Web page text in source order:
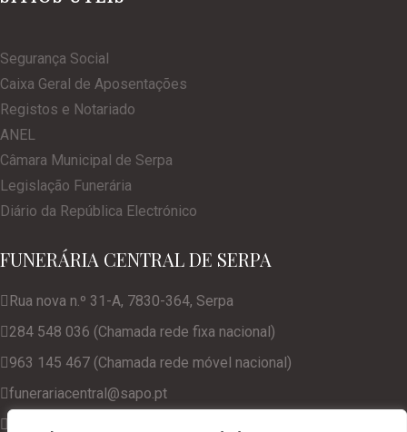
Segurança Social
Caixa Geral de Aposentações
Registos e Notariado
ANEL
Câmara Municipal de Serpa
Legislação Funerária
Diário da República Electrónico
FUNERÁRIA CENTRAL DE SERPA
Rua nova n.º 31-A, 7830-364, Serpa
284 548 036 (Chamada rede fixa nacional)
963 145 467 (Chamada rede móvel nacional)
funerariacentral@sapo.pt